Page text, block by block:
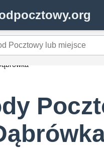
Pocztowy lub miejsce